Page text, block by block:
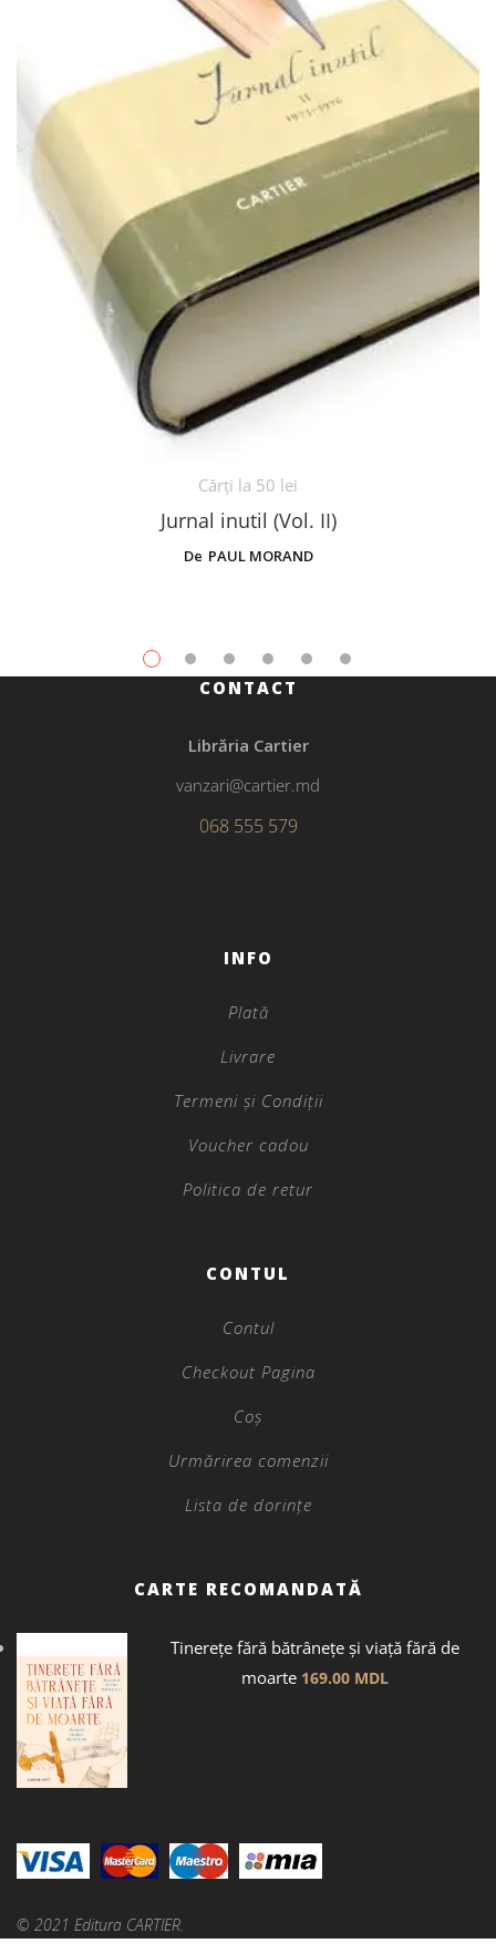
Jurnal inutil (Vol. II)
Cărți la 50 lei
De PAUL MORAND
CONTACT
Librăria Cartier
vanzari@cartier.md
068 555 579
INFO
Plată
Livrare
Termeni și Condiții
Voucher cadou
Politica de retur
CONTUL
Contul
Checkout Pagina
Coș
Urmărirea comenzii
Lista de dorințe
CARTE RECOMANDATĂ
Tinerețe fără bătrânețe și viață fără de
moarte 169.00 MDL
© 2021 Editura CARTIER.